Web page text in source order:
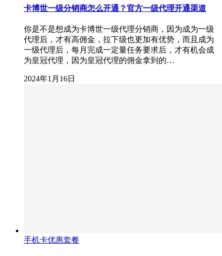
卡博世一级分销商怎么开通？官方一级代理开通渠道
你是不是想成为卡博世一级代理分销商，因为成为一级
代理后，才有高佣金，拉下级也更加有优势，而且成为
一级代理后，每月完成一定量任务要求后，才有机会成
为皇冠代理，因为皇冠代理的佣金拿到的…
2024年1月16日
手机卡优惠套餐